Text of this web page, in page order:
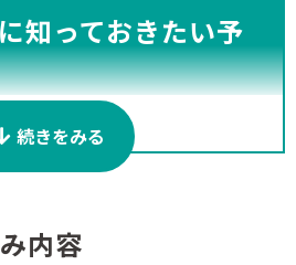
知っておきたい予
うなるの？
流出対策
続きをみる
内容